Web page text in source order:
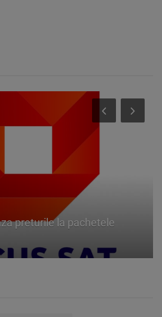
preturile la pachetele